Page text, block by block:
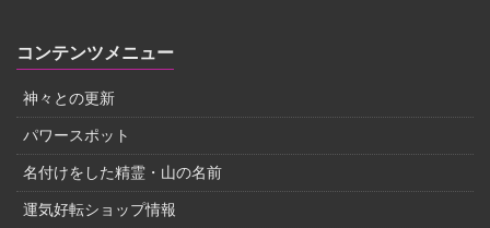
コンテンツメニュー
神々との更新
パワースポット
名付けをした精霊・山の名前
運気好転ショップ情報